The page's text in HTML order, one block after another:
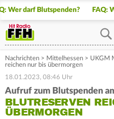
Wer darf Blutspenden? FAQ:
Nachrichten > Mittelhessen > UKGM
reichen nur bis übermorgen
18.01.2023, 08:46 Uhr
Aufruf zum Blutspenden
BLUTRESERVEN
ÜBERMORGEN